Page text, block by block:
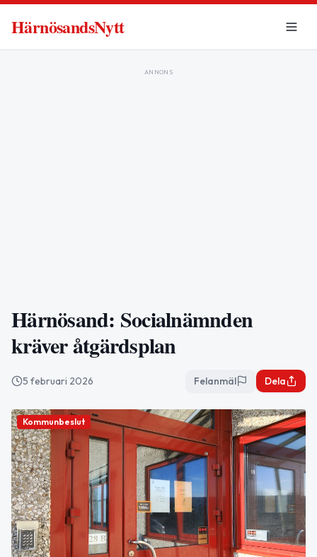
HärnösandsNytt
ANNONS
Härnösand: Socialnämnden
kräver åtgärdsplan
5 februari 2026 Felanmäl Dela
Kommunbeslut